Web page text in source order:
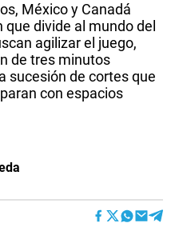
México y Canadá
divide al mundo del
agilizar el juego,
de tres minutos
sucesión de cortes que
con espacios